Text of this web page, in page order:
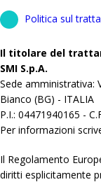
Politica sul
Il titolare del
SMI S.p.A.
Sede amministrativa:
Bianco (BG) - ITALIA
P.I.: 04471940165 -
Per informazioni
Il Regolamento
diritti esplicitamente